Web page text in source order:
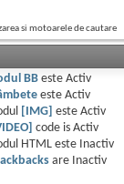
si motoarele de cautare
BBeste Activ
este Activ
[IMG] este Activ
code is Activ
HTML este
Inactiv
are
Inactiv